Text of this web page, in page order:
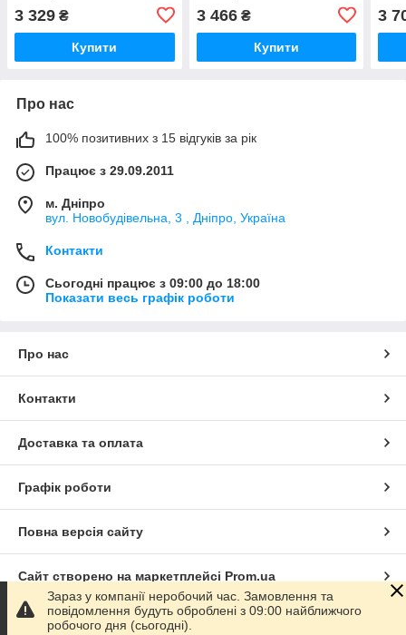
3 329 ₴
Купити
3 466₴
Купити
3
Про нас
100% позитивних з 15 відгуків за рік
Працює з 29.09.2011
м. Дніпро
вул. Новобудівельна, 3 , Дніпро, Україна
Контакти
Сьогодні працює з 09:00 до 18:00
Показати весь графік роботи
Про нас
Контакти
Доставка та оплата
Графік роботи
Повна версія сайту
Сайт створено на маркетплейсі Prom.ua
Політика конфіденційності
Зараз у компанії неробочий час. Замовлення та
повідомлення будуть оброблені з 09:00 найближчого
робочого дня (сьогодні).